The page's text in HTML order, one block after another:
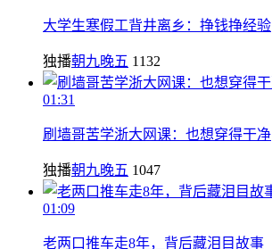
大学生寒假工背井离乡：挣钱挣经验
独播朝九晚五 1132
01:31
刷墙哥苦学浙大网课：也想穿得干净
独播朝九晚五 1047
01:09
老两口推车走8年，背后藏泪目故事